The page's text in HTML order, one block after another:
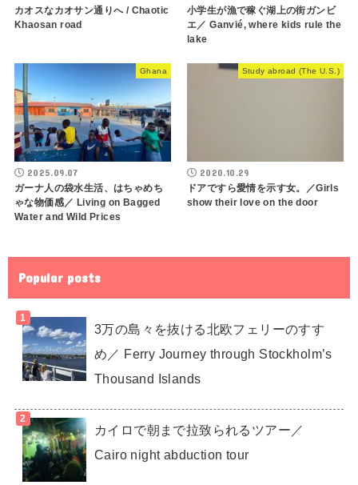
カオスなカオサン通りへ / Chaotic
Khaosan road
小学生が漁で稼ぐ湖上の街ガンビ
エ／ Ganvié, where kids rule the
lake
Ghana
2025.09.07
ガーナ人の袋水生活、はちゃめち
ゃな物価感／ Living on Bagged
Water and Wild Prices
Study abroad (The U.S.)
2020.10.29
ドアですら愛情を示す女。／Girls
show their love on the door
Popular posts
3万の島々を抜ける北欧フェリーのすす
め／ Ferry Journey through Stockholm’s
Thousand Islands
カイロで朝まで拉致られるツアー／
Cairo night abduction tour